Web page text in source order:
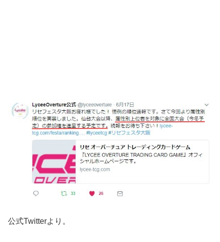
公式Twitterより。